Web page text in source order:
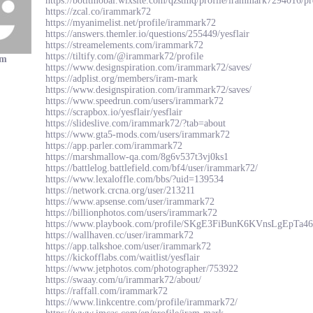
https://zcal.co/irammark72
https://myanimelist.net/profile/irammark72
https://answers.themler.io/questions/255449/yesflair
https://streamelements.com/irammark72
https://tiltify.com/@irammark72/profile
https://www.designspiration.com/irammark72/saves/
https://adplist.org/members/iram-mark
https://www.designspiration.com/irammark72/saves/
https://www.speedrun.com/users/irammark72
https://scrapbox.io/yesflair/yesflair
https://slideslive.com/irammark72/?tab=about
https://www.gta5-mods.com/users/irammark72
https://app.parler.com/irammark72
https://marshmallow-qa.com/8g6v537t3vj0ks1
https://battlelog.battlefield.com/bf4/user/irammark72/
https://www.lexaloffle.com/bbs/?uid=139534
https://network.crcna.org/user/213211
https://www.apsense.com/user/irammark72
https://billionphotos.com/users/irammark72
https://www.playbook.com/profile/SKgE3FiBunK6KVnsLgEpTa46
https://wallhaven.cc/user/irammark72
https://app.talkshoe.com/user/irammark72
https://kickofflabs.com/waitlist/yesflair
https://www.jetphotos.com/photographer/753922
https://swaay.com/u/irammark72/about/
https://raffall.com/irammark72
https://www.linkcentre.com/profile/irammark72/